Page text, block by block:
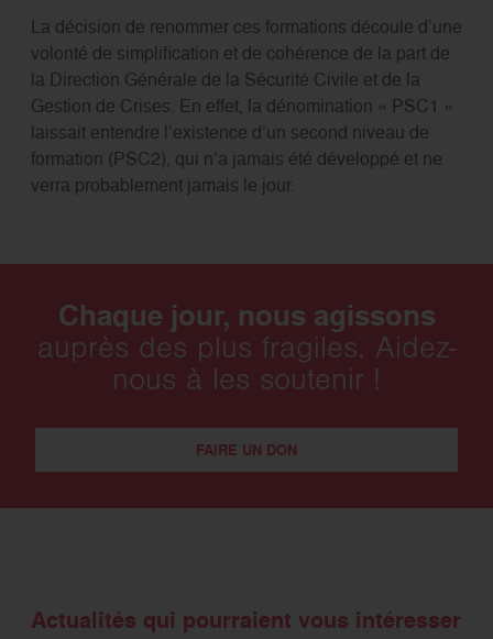
La décision de renommer ces formations découle d’une
volonté de simplification et de cohérence de la part de
la Direction Générale de la Sécurité Civile et de la
Gestion de Crises. En effet, la dénomination « PSC1 »
laissait entendre l’existence d’un second niveau de
formation (PSC2), qui n’a jamais été développé et ne
verra probablement jamais le jour.
Chaque jour, nous agissons
auprès des plus fragiles. Aidez-
nous à les soutenir !
FAIRE UN DON
Actualités qui pourraient vous intéresser